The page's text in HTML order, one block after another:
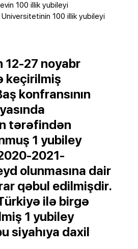
100 illik yubileyi
100 illik yubileyi
12-27 noyabr
keçirilmiş
konfransının
tərəfindən
1 yubiley
2021-
olunmasına dair
qəbul edilmişdir.
ilə birgə
1 yubiley
siyahıya daxil